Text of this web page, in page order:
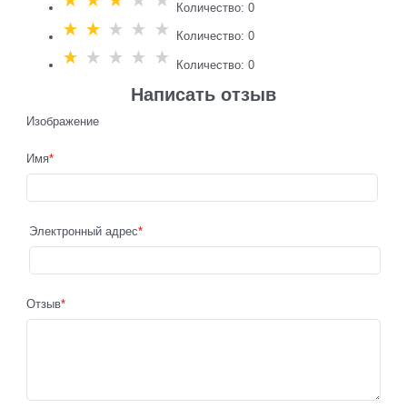
Количество: 0
Количество: 0
Количество: 0
Написать отзыв
Изображение
Имя
Электронный адрес
Отзыв